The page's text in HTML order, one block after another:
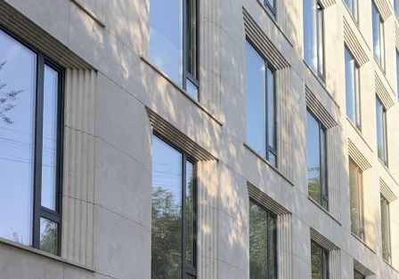
Адрес
2-й Хвостов переулок, д.8стр2
Расположено
Жилой дом
Этаж
1
Предлагается
Продажа
Желаемый / подходящий вид деятельности
Не указано
Назначение
Не указано
Размер площади (м2)
Цена за помещение
82 522 800 руб.
О помещении